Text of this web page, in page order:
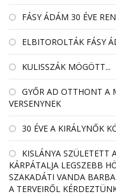
FÁSY ÁDÁM 30 ÉVE
ELBITOROLTÁK FÁSY
KULISSZÁK MÖGÖTT...
GYŐR AD OTTHONT A
VERSENYNEK
30 ÉVE A KIRÁLYNŐK
KISLÁNYA SZÜLETETT
KÁRPÁTALJA LEGSZEBB
SZAKADÁTI VANDA
A TERVEIRŐL